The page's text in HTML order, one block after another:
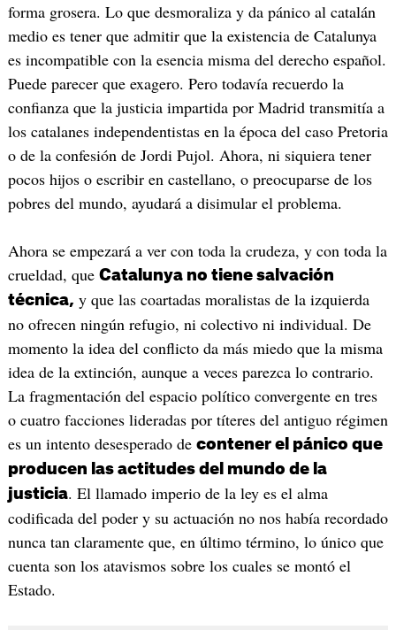
forma grosera. Lo que desmoraliza y da pánico al catalán
medio es tener que admitir que la existencia de Catalunya
es incompatible con la esencia misma del derecho español.
Puede parecer que exagero. Pero todavía recuerdo la
confianza que la justicia impartida por Madrid transmitía a
los catalanes independentistas en la época del caso Pretoria
o de la confesión de Jordi Pujol. Ahora, ni siquiera tener
pocos hijos o escribir en castellano, o preocuparse de los
pobres del mundo, ayudará a disimular el problema.
Ahora se empezará a ver con toda la crudeza, y con toda la
crueldad, que Catalunya no tiene salvación
técnica, y que las coartadas moralistas de la izquierda
no ofrecen ningún refugio, ni colectivo ni individual. De
momento la idea del conflicto da más miedo que la misma
idea de la extinción, aunque a veces parezca lo contrario.
La fragmentación del espacio político convergente en tres
o cuatro facciones lideradas por títeres del antiguo régimen
es un intento desesperado de contener el pánico que
producen las actitudes del mundo de la
justicia. El llamado imperio de la ley es el alma
codificada del poder y su actuación no nos había recordado
nunca tan claramente que, en último término, lo único que
cuenta son los atavismos sobre los cuales se montó el
Estado.